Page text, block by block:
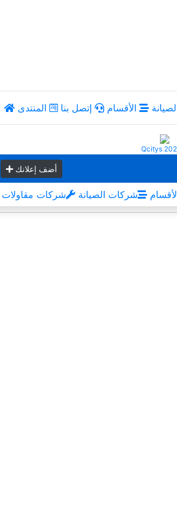
الأقسام إتصل بنا المنتدى
Qcitys
أضف إعلانك
شركات مقاولات شركات الصيانة